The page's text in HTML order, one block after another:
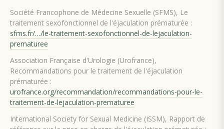
Société Francophone de Médecine Sexuelle (SFMS), Le
traitement sexofonctionnel de l'éjaculation prématurée :
sfms.fr/…/le-traitement-sexofonctionnel-de-lejaculation-
prematuree
Association Française d'Urologie (Urofrance),
Recommandations pour le traitement de l'éjaculation
prématurée :
urofrance.org/recommandation/recommandations-pour-le-
traitement-de-lejaculation-prematuree
International Society for Sexual Medicine (ISSM), Rapport de